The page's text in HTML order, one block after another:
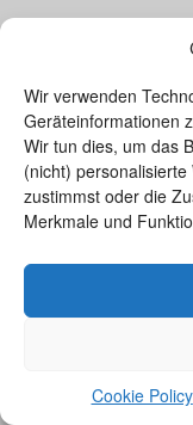
Wir verwenden
Geräteinformationen
Wir tun dies, um das
(nicht)
zustimmst oder die
Merkmale und
Cookie Policy
dem
über eine